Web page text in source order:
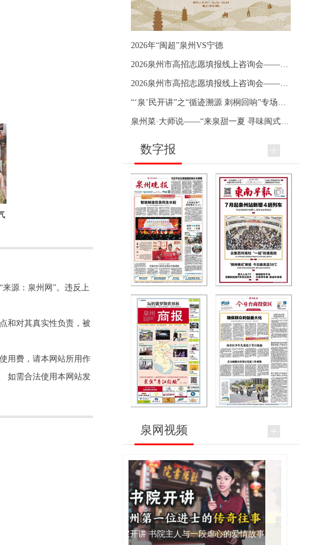
源：泉州网”。违反上
和对其真实性负责，被
用费，请本网站所用作
如需合法使用本网站发
2026年“闽超”泉州VS宁德
数字报
泉网视频
泉州肉粽亮相央视《新闻联播》